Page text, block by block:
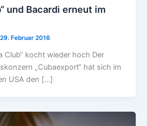
und Bacardi erneut im
29. Februar 2016
Club“ kocht wieder hoch Der
„Cubaexport“ hat sich im
USA den […]